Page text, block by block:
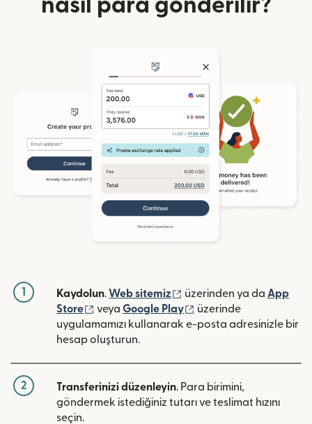
nasıl para gönderilir?
1 Kaydolun.Web sitemiz (yeni pencerede açılır)
üzerinden ya da App
Store
(yeni pencerede açılır)
veya Google Play (yeni pencerede açılır)
üzerinde
uygulamamızı kullanarak e-posta adresinizle bir
hesap oluşturun.
2 Transferinizi düzenleyin. Para birimini,
göndermek istediğiniz tutarı ve teslimat hızını
seçin.